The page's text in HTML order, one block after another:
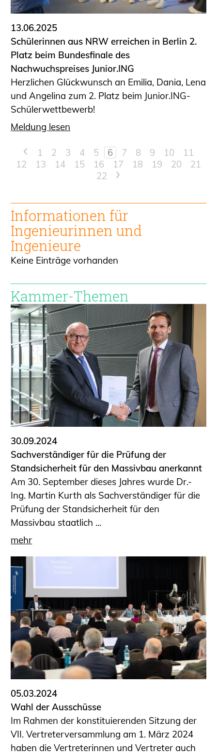
13.06.2025
Schülerinnen aus NRW erreichen in Berlin 2.
Platz beim Bundesfinale des
Nachwuchspreises Junior.ING
Herzlichen Glückwunsch an Emilia, Dania, Lena
und Angelina zum 2. Platz beim Junior.ING-
Schülerwettbewerb!
Meldung lesen
< 1 2 3 4 5 6 7 8 9 10
11
12
13 14 15 16 17 18 19 20
21
22
>
Informationen für
Ingenieurinnen und
Ingenieure
Keine Einträge vorhanden
Kammer-Themen
30.09.2024
Sachverständiger für die Prüfung der
Standsicherheit für den Massivbau anerkannt
Am 30. September dieses Jahres wurde Dr.-
Ing. Martin Kurth als Sachverständiger für die
Prüfung der Standsicherheit für den
Massivbau staatlich ...
mehr
05.03.2024
Wahl der Ausschüsse
Im Rahmen der konstituierenden Sitzung der
VII. Vertreterversammlung am 1. März 2024
haben die Vertreterinnen und Vertreter auch